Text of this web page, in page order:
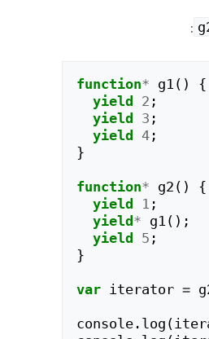
:
function* g1 ()
{
yield 2 ;
yield 3 ;
yield 4;
}
function* g2 ()
{
yield
1 ;
yield* g1 ();
yield 5 ;
}
var iterator =
console. log (